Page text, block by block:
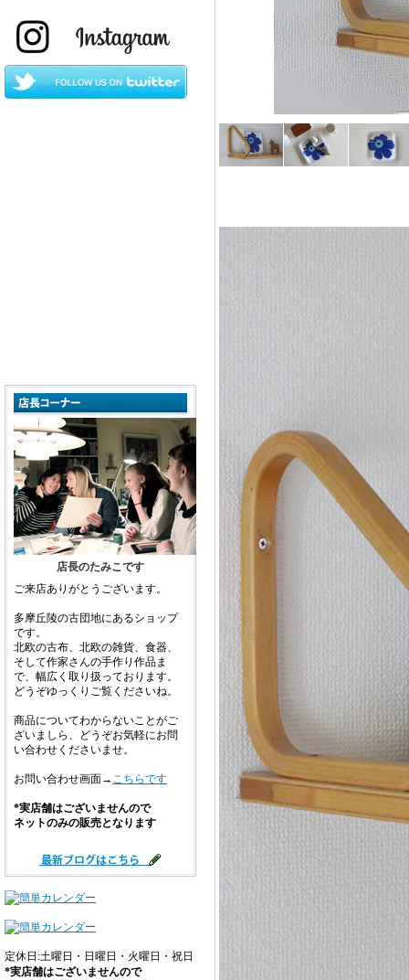
店長のたみこです
ご来店ありがとうございます。
多摩丘陵の古団地にあるショップ
です。
北欧の古布、北欧の雑貨、食器、
そして作家さんの手作り作品ま
で、幅広く取り扱っております。
どうぞゆっくりご覧くださいね。
商品についてわからないことがご
ざいましら、どうぞお気軽にお問
い合わせくださいませ。
お問い合わせ画面→ こちらです
*実店舗はございませんので
ネットのみの販売となります
定休日:土曜日・日曜日・火曜日・祝日
*実店舗はございませんので